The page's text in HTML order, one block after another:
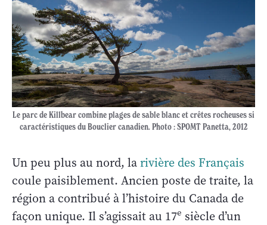
Le parc de Killbear combine plages de sable blanc et crêtes rocheuses si
caractéristiques du Bouclier canadien. Photo : SPOMT Panetta, 2012
Un peu plus au nord, larivière des Français
coule paisiblement. Ancien poste de traite, la
région a contribué à l’histoire du Canada de
façon unique. Il s’agissait au 17e siècle d’un